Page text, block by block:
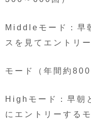
Middleモード：早
スを見てエントリ
モード（年間約
Highモード：早朝
にエントリーする